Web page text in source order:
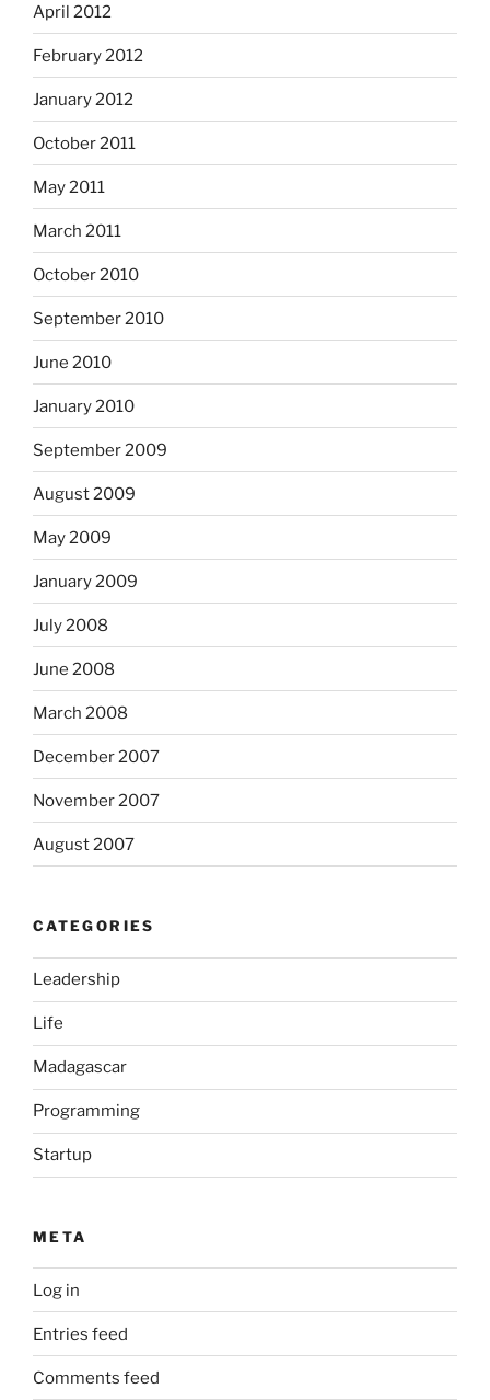
April 2012
February 2012
January 2012
October 2011
May 2011
March 2011
October 2010
September 2010
June 2010
January 2010
September 2009
August 2009
May 2009
January 2009
July 2008
June 2008
March 2008
December 2007
November 2007
August 2007
CATEGORIES
Leadership
Life
Madagascar
Programming
Startup
META
Log in
Entries feed
Comments feed